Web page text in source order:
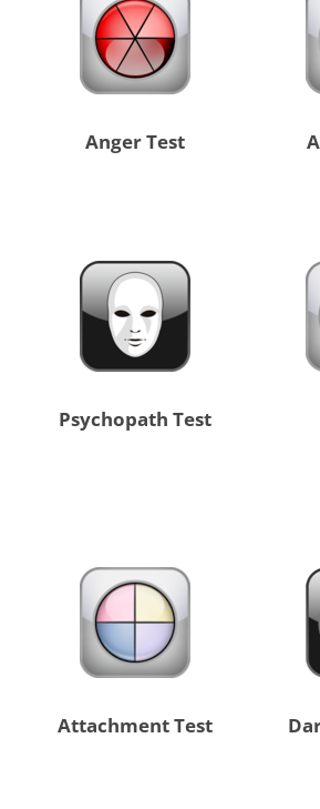
Anger Test
Psychopath Test
Attachment Test